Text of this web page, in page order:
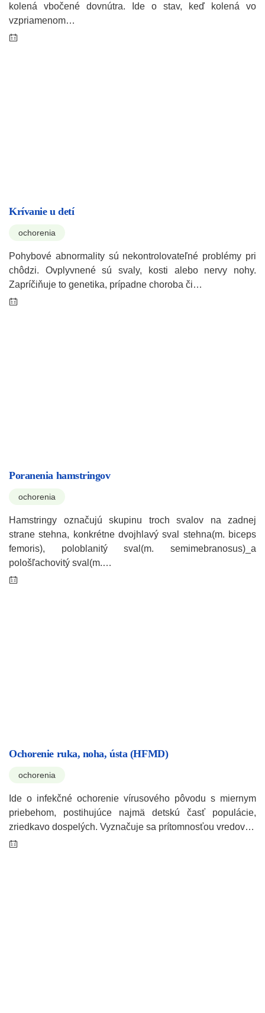
kolená vbočené dovnútra. Ide o stav, keď kolená vo
vzpriamenom…
Krívanie u detí
ochorenia
Pohybové abnormality sú nekontrolovateľné problémy pri
chôdzi. Ovplyvnené sú svaly, kosti alebo nervy nohy.
Zapríčiňuje to genetika, prípadne choroba či…
Poranenia hamstringov
ochorenia
Hamstringy označujú skupinu troch svalov na zadnej
strane stehna, konkrétne dvojhlavý sval stehna(m. biceps
femoris), poloblanitý sval(m. semimebranosus)_a
pološľachovitý sval(m.…
Ochorenie ruka, noha, ústa (HFMD)
ochorenia
Ide o infekčné ochorenie vírusového pôvodu s miernym
priebehom, postihujúce najmä detskú časť populácie,
zriedkavo dospelých. Vyznačuje sa prítomnosťou vredov…